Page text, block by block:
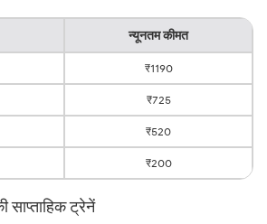
न्यूनतम कीमत
₹1190
₹725
₹520
₹200
साप्ताहिक ट्रेनें